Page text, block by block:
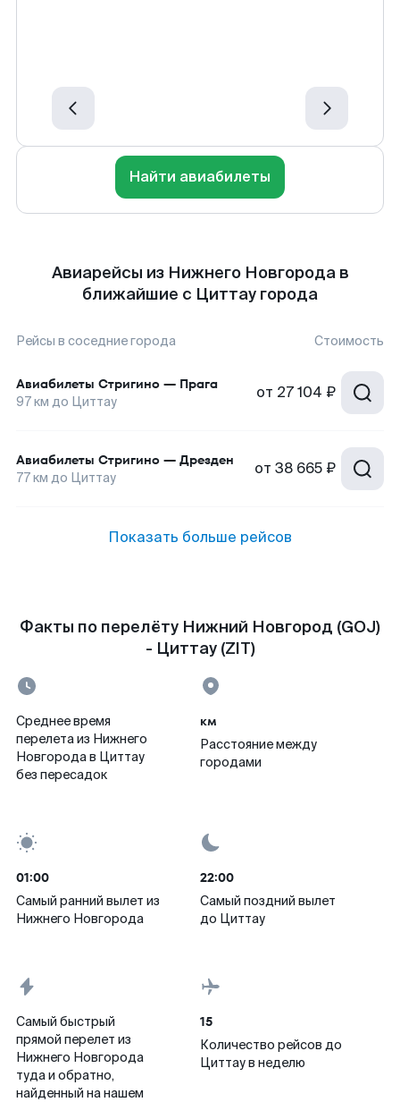
Найти авиабилеты
Авиарейсы из Нижнего Новгорода в
ближайшие с Циттау города
Рейсы в соседние города Стоимость
Авиабилеты Стригино — Прага
97км до Циттау от 27 104 ₽
Авиабилеты Стригино — Дрезден
77км до Циттау от 38 665 ₽
Показать больше рейсов
Факты по перелёту Нижний Новгород (GOJ)
- Циттау (ZIT)
Среднее время
перелета из Нижнего
Новгорода в Циттау
без пересадок
км
Расстояние между
городами
01:00
Самый ранний вылет из
Нижнего Новгорода
22:00
Самый поздний вылет
до Циттау
Самый быстрый
прямой перелет из
Нижнего Новгорода
туда и обратно,
найденный на нашем
15
Количество рейсов до
Циттау в неделю